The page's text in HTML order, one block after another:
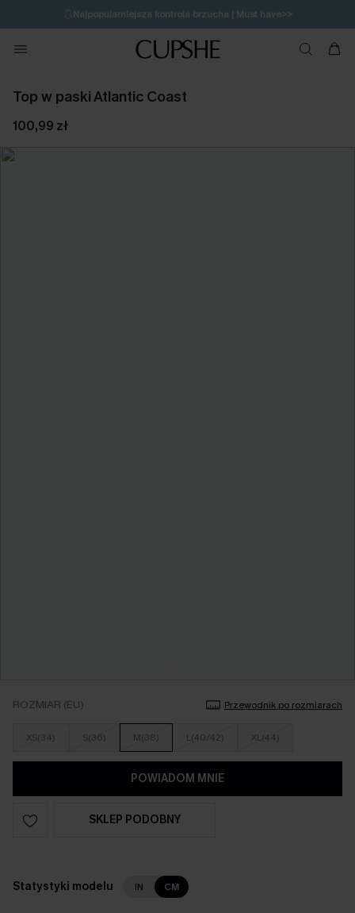
🩱Najpopularniejsza kontrola brzucha | Must have>>
🔥OSTATNIA SZANSA | Do 50% rabatu>>
💌Zapisz się i zyskaj do 20% rabatu>>
Top w paski Atlantic Coast
100,99 zł
ROZMIAR (EU) Przewodnik po rozmiarach
XS(34) S(36) M(38) L(40/42) XL(44)
POWIADOM MNIE
SKLEP PODOBNY
Statystyki modelu IN CM